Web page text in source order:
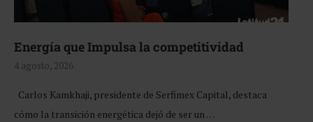
Energía que Impulsa la competitividad
4 agosto, 2026
Carlos Kamkhaji, presidente de Serfimex Capital, destaca
cómo la transición energética dejó de ser un …